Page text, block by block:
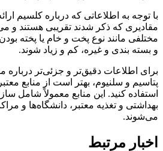
با توجه به اطلاعاتی که درباره کلسیم
مقادیری که ذکر شدند تقریبی هستند و
مختلفی مانند نوع پخت و خام یا پخته
و بسته بندی و غیره، کم و زیاد شوند.
برای اطلاعات دقیق‌تر و جزئی‌تر درباره
پتاسیم و سلنیوم، بهتر است از منابع
استفاده کنید. این منابع معمولاً شامل
بهداشتی و تغذیه معتبر، دانشگاه‌ها و
می‌شوند.
اخبار مرتبط